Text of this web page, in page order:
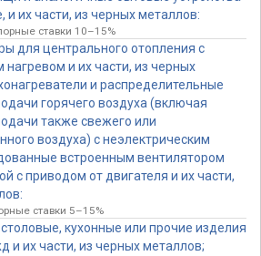
и их части, из черных металлов:
ставки 10–15%
для центрального отопления с
нагревом и их части, из черных
и распределительные
горячего воздуха (включая
также свежего или
воздуха) с неэлектрическим
встроенным вентилятором
с приводом от двигателя и их части,
ставки 5–15%
кухонные или прочие изделия
и их части, из черных металлов;